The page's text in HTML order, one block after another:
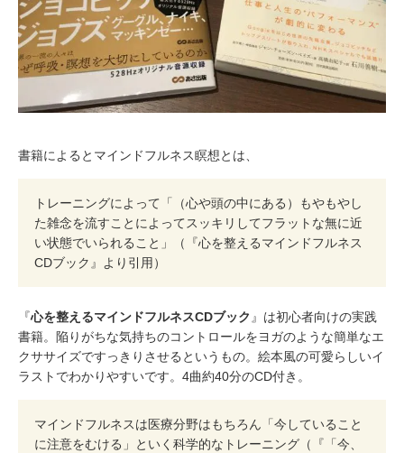
書籍によるとマインドフルネス瞑想とは、
トレーニングによって「（心や頭の中にある）もやもやし
た雑念を流すことによってスッキリしてフラットな無に近
い状態でいられること」（『心を整えるマインドフルネス
CDブック』より引用）
『心を整えるマインドフルネスCDブック 』は初心者向けの実践
書籍。陥りがちな気持ちのコントロールをヨガのような簡単なエ
クササイズですっきりさせるというもの。絵本風の可愛らしいイ
ラストでわかりやすいです。4曲約40分のCD付き。
マインドフルネスは医療分野はもちろん「今していること
に注意をむける」といく科学的なトレーニング（『「今、